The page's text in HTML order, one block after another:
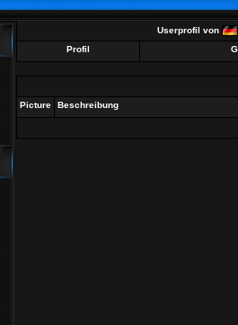
Userprofil von
Profil
Picture Beschreibung